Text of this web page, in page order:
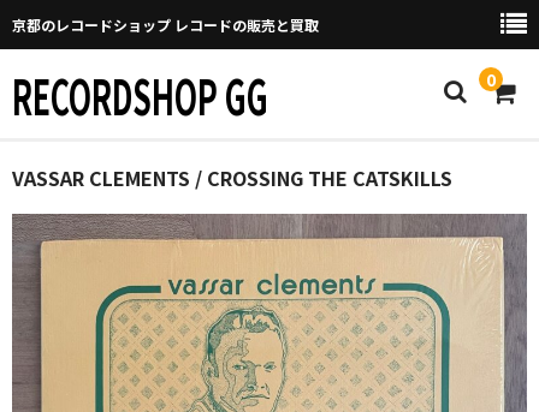
京都のレコードショップ レコードの販売と買取
RECORDSHOP GG 0
Home
マイページ
GGについて
買取について
取り置きなどについて
VASSAR CLEMENTS / CROSSING THE CATSKILLS